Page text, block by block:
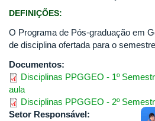
DEFINIÇÕES:
O Programa de Pós-graduação em
de disciplina ofertada para o
Documentos:
Disciplinas PPGGEO - 1º
aula
Disciplinas PPGGEO - 2º
Setor Responsável: